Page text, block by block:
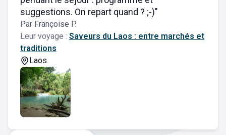
suggestions. On repart quand ? ;-)"
Par Françoise P.
Leur voyage : Saveurs du Laos : entre marchés et
traditions
Laos